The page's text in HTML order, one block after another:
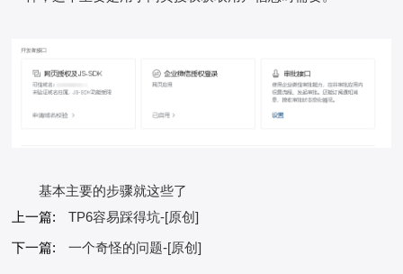
基本主要的步骤就这些了
上一篇:
TP6容易踩得坑-[原创]
下一篇:
一个奇怪的问题-[原创]